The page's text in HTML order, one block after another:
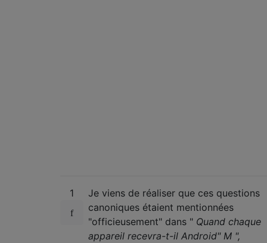
1
Je viens de réaliser que ces questions
canoniques étaient mentionnées
"officieusement" dans " Quand chaque
appareil recevra-t-il Android" M ",